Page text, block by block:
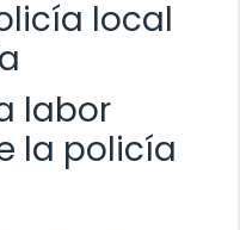
local
labor
la policía